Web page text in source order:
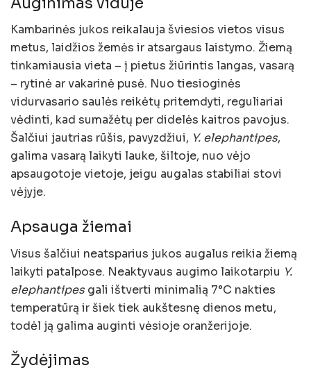
Kambarinės jukos reikalauja šviesios vietos visus
metus, laidžios žemės ir atsargaus laistymo. Žiemą
tinkamiausia vieta – į pietus žiūrintis langas, vasarą
– rytinė ar vakarinė pusė. Nuo tiesioginės
vidurvasario saulės reikėtų pritemdyti, reguliariai
vėdinti, kad sumažėtų per didelės kaitros pavojus.
Šalčiui jautrias rūšis, pavyzdžiui, Y. elephantipes,
galima vasarą laikyti lauke, šiltoje, nuo vėjo
apsaugotoje vietoje, jeigu augalas stabiliai stovi
vėjyje.
Apsauga žiemai
Visus šalčiui neatsparius jukos augalus reikia žiemą
laikyti patalpose. Neaktyvaus augimo laikotarpiu Y.
elephantipes gali ištverti minimalią 7°C nakties
temperatūrą ir šiek tiek aukštesnę dienos metu,
todėl ją galima auginti vėsioje oranžerijoje.
Žydėjimas